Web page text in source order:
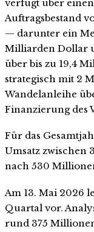
verfügt über
Auftragsbestand
— darunter ein
Milliarden Dollar
über bis zu 19,4
strategisch mit 2
Wandelanleihe
Finanzierung des
Für das
Umsatz
nach 530
Am 13. Mai 2026
Quartal vor.
rund 375